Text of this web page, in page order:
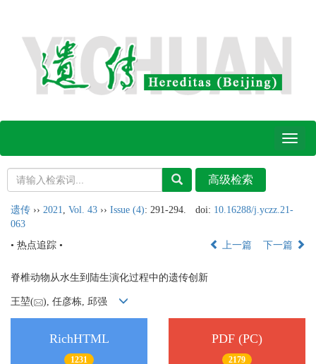
Toggle
遗传 ›› 2021 Vol. 43 ›› Issue (4): 291-294. doi: 10.16288/j.yczz.21-
063
• 热点追踪 •
上一篇 下一篇
脊椎动物从水生到陆生演化过程中的遗传创新
王堃( ), 任彦栋, 邱强
RichHTML
1231
PDF (PC)
2179